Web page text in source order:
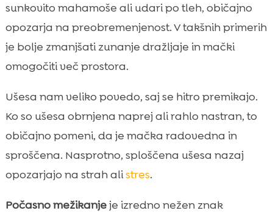
sunkovito mahamoše ali udari po tleh, običajno
opozarja na preobremenjenost. V takšnih primerih
je bolje zmanjšati zunanje dražljaje in mački
omogočiti več prostora.
Ušesa nam veliko povedo, saj se hitro premikajo.
Ko so ušesa obrnjena naprej ali rahlo nastran, to
običajno pomeni, da je mačka radovedna in
sproščena. Nasprotno, sploščena ušesa nazaj
opozarjajo na strah alistres.
Počasno mežikanjeje izredno nežen znak